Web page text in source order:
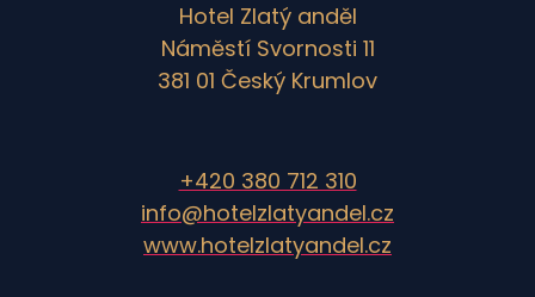
Hotel Zlatý anděl
Náměstí Svornosti 11
381 01 Český Krumlov
+420 380 712 310
info@hotelzlatyandel.cz
www.hotelzlatyandel.cz